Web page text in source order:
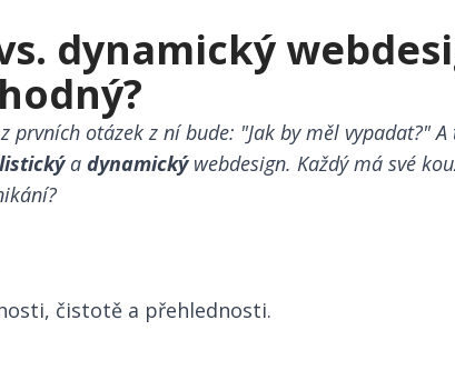
dynamický
prvních otázek z ní bude: "Jak by měl vypadat?"
a dynamickýwebdesign. Každý má své
čistotě a přehlednosti.